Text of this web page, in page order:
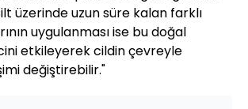
üzerinde uzun süre kalan farklı
uygulanması ise bu doğal
etkileyerek cildin çevreyle
değiştirebilir."